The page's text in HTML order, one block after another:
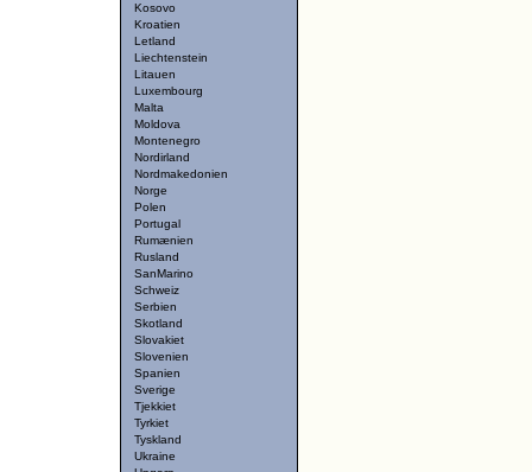
Kosovo
Kroatien
Letland
Liechtenstein
Litauen
Luxembourg
Malta
Moldova
Montenegro
Nordirland
Nordmakedonien
Norge
Polen
Portugal
Rumænien
Rusland
SanMarino
Schweiz
Serbien
Skotland
Slovakiet
Slovenien
Spanien
Sverige
Tjekkiet
Tyrkiet
Tyskland
Ukraine